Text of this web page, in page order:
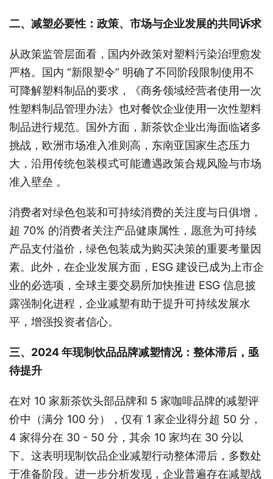
二、减塑必要性：政策、市场与企业发展的共同诉求
从政策监管层面看，国内外政策对塑料污染治理愈发
严格。国内 “新限塑令” 明确了不同阶段限制使用不
可降解塑料制品的要求，《商务领域经营者使用一次
性塑料制品管理办法》也对餐饮企业使用一次性塑料
制品进行规范。国外方面，新茶饮企业出海面临诸多
挑战，欧洲市场准入准则高，东南亚国家生态压力
大，沿用传统包装模式可能遭遇政策合规风险与市场
准入壁垒 。
消费者对绿色包装和可持续消费的关注度与日俱增，
超 70% 的消费者关注产品健康属性，愿意为可持续
产品支付溢价，绿色包装成为购买决策的重要考量因
素。此外，在企业发展方面，ESG 建设已成为上市企
业的必选项，全球主要交易所加快推进 ESG 信息披
露强制化进程，企业减塑有助于提升可持续发展水
平，增强投资者信心。
三、2024 年现制饮品品牌减塑情况：整体滞后，亟
待提升
在对 10 家新茶饮头部品牌和 5 家咖啡品牌的减塑评
价中（满分 100 分），仅有 1 家企业得分超 50 分，
4 家得分在 30 - 50 分，其余 10 家均在 30 分以
下。这表明现制饮品企业减塑行动整体滞后，多数处
于准备阶段。进一步分析发现，企业普遍存在减塑战